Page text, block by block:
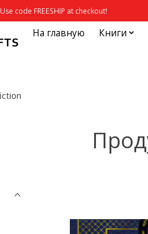
code FREESHIP at checkout!
На главную Книги